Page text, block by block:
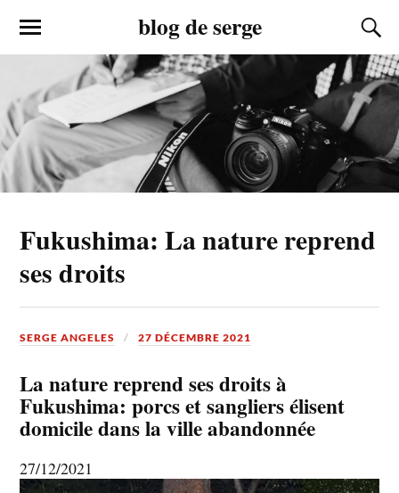
blog de serge
Fukushima: La nature reprend
ses droits
SERGE ANGELES 27 DÉCEMBRE 2021
La nature reprend ses droits à
Fukushima: porcs et sangliers élisent
domicile dans la ville abandonnée
27/12/2021